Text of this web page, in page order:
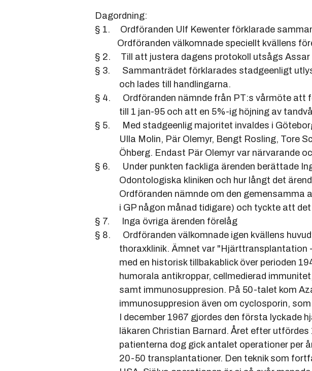
Dagordning:
§ 1. Ordföranden Ulf Kewenter förklarade
Ordföranden välkomnade speciellt kvällens
§ 2. Till att justera dagens protokoll utsågs Assar
§ 3. Sammanträdet förklarades stadgeenligt
och lades till handlingarna.
§ 4. Ordföranden nämnde från PT:s vårmöte att
till 1 jan-95 och att en 5%-ig höjning av
§ 5. Med stadgeenlig majoritet invaldes i
Ulla Molin, Pär Olemyr, Bengt Rosling, Tore
Öhberg. Endast Pär Olemyr var närvarande
§ 6. Under punkten fackliga ärenden berättade
Odontologiska kliniken och hur långt det
Ordföranden nämnde om den gemensamma
i GP någon månad tidigare) och tyckte att det
§ 7. Inga övriga ärenden förelåg
§ 8. Ordföranden välkomnade igen kvällens
thoraxklinik. Ämnet var "Hjärttransplantation -
med en historisk tillbakablick över perioden
humorala antikroppar, cellmedierad immunitet,
samt immunosuppresion. På 50-talet kom
immunosuppresion även om cyclosporin, som
I december 1967 gjordes den första lyckade
läkaren Christian Barnard. Året efter utfördes
patienterna dog gick antalet operationer per år
20-50 transplantationer. Den teknik som